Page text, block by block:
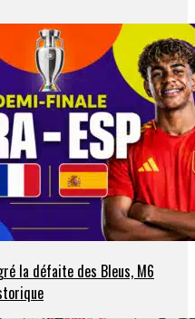
la défaite des Bleus, M6